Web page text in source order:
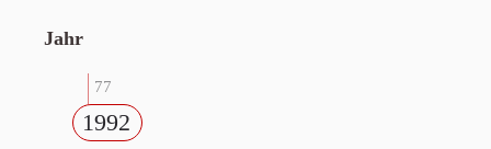
Jahr
77
1992